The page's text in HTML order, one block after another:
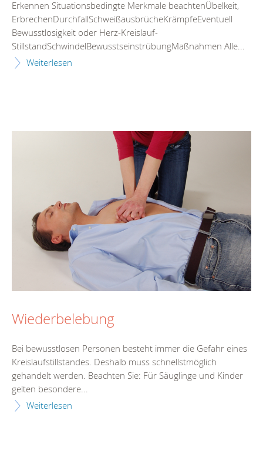
Erkennen Situationsbedingte Merkmale beachtenÜbelkeit,
ErbrechenDurchfallSchweißausbrücheKrämpfeEventuell
Bewusstlosigkeit oder Herz-Kreislauf-
StillstandSchwindelBewusstseinstrübungMaßnahmen Alle...
Weiterlesen
Wiederbelebung
Bei bewusstlosen Personen besteht immer die Gefahr eines
Kreislaufstillstandes. Deshalb muss schnellstmöglich
gehandelt werden. Beachten Sie: Für Säuglinge und Kinder
gelten besondere...
Weiterlesen